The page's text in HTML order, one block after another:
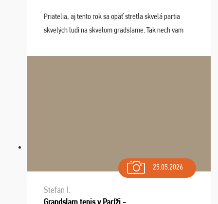
Priatelia, aj tento rok sa opäť stretla skvelá partia
skvelých ludi na skvelom gradslame. Tak nech vam
sa na budúci rok. Prajem vam este veľa ta ...
25.05.2026
Stefan I.
Grandslam tenis v Paríži -